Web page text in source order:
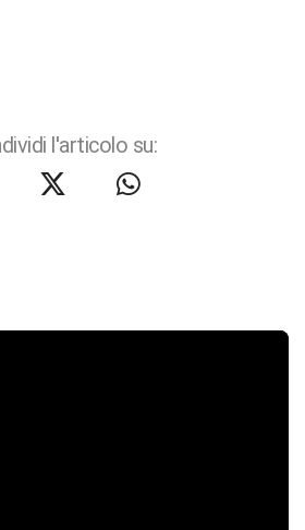
l'articolo su: